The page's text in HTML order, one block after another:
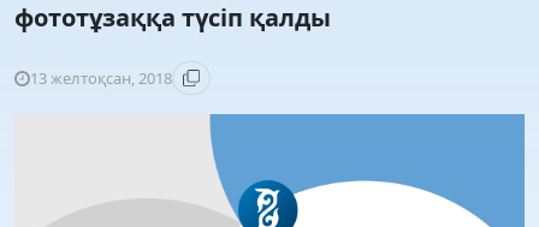
фототұзаққа түсіп қалды
13 желтоқсан, 2018